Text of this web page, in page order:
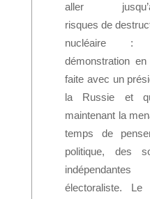
aller
risques de
nucléaire :
démonstration
faite avec un
la Russie et
maintenant la
temps de
politique, des
électoraliste.